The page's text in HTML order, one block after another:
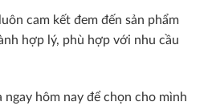
cam kết đem đến sản phẩm
hợp lý, phù hợp với nhu cầu
ngay hôm nay để chọn cho mình